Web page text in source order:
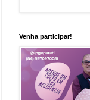
Venha participar!